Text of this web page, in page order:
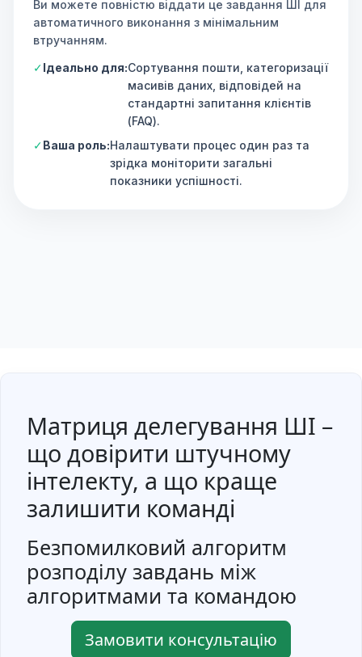
Матриця делегування ШІ –
що довірити штучному
інтелекту, а що краще
залишити команді
Безпомилковий алгоритм
розподілу завдань між
алгоритмами та командою
Замовити консультацію